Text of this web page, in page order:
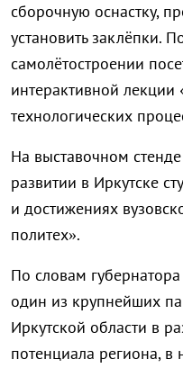
сборочную оснастку,
установить заклёпки.
самолётостроении
интерактивной
технологических
На выставочном
развитии в Иркутске
и достижениях
политех».
По словам
один из крупнейших
Иркутской области в
потенциала региона, в